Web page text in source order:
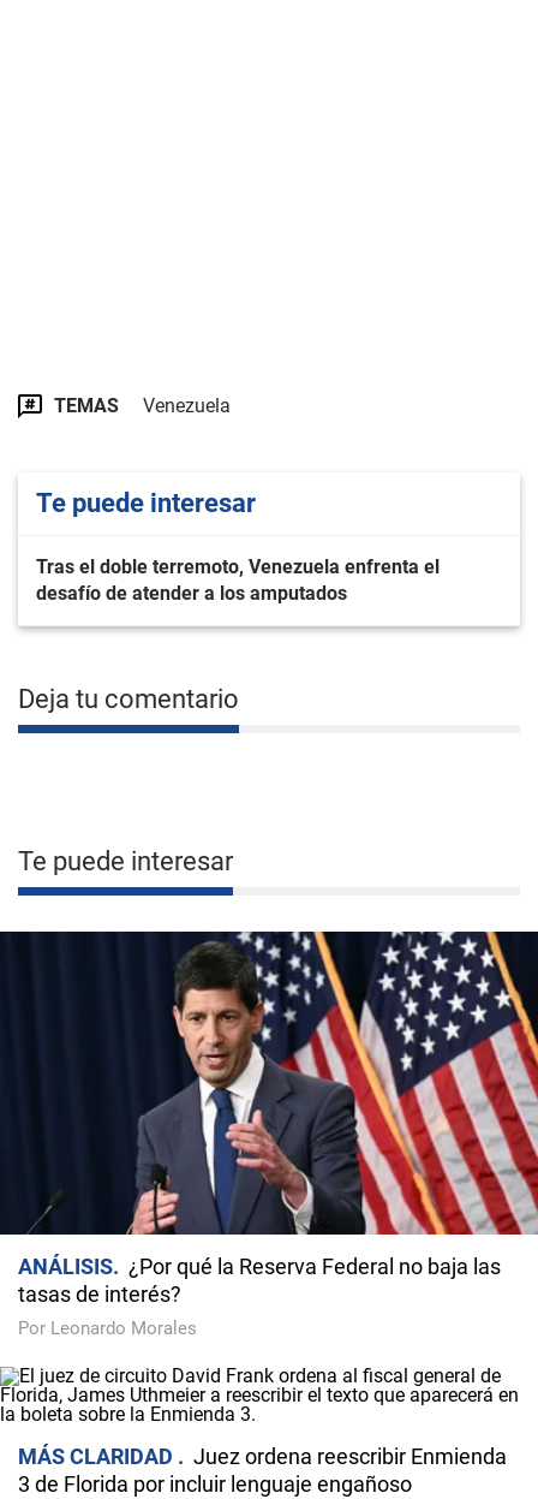
TEMAS Venezuela
Te puede interesar
Tras el doble terremoto, Venezuela enfrenta el
desafío de atender a los amputados
Deja tu comentario
Te puede interesar
ANÁLISIS
¿Por qué la Reserva Federal no baja las
tasas de interés?
Por Leonardo Morales
MÁS CLARIDAD
Juez ordena reescribir Enmienda
3 de Florida por incluir lenguaje engañoso